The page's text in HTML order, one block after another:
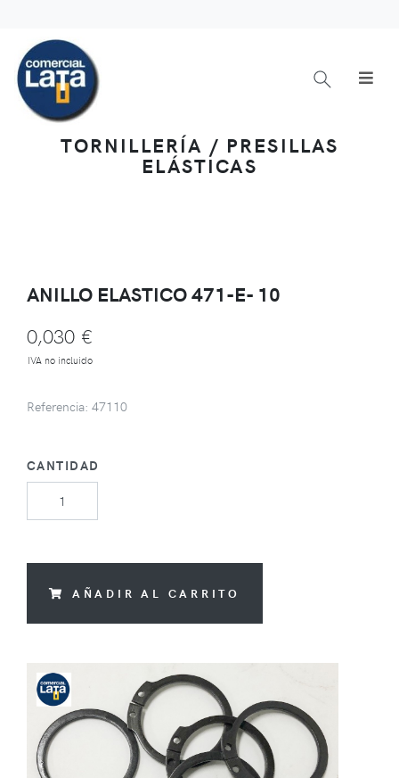
TORNILLERÍA / PRESILLAS
ELÁSTICAS
ANILLO ELASTICO 471-E- 10
0,030 €
IVA no incluido
Referencia: 47110
CANTIDAD
AÑADIR AL CARRITO